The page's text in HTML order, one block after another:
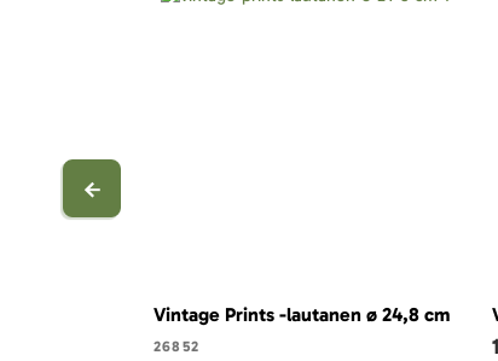
Vintage Prints -lautanen ø 24,8 cm
26852